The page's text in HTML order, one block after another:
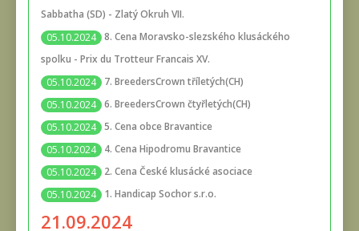
Sabbatha (SD) - Zlatý Okruh VII.
05.10.2024 8. Cena Moravsko-slezského klusáckého
spolku - Prix du Trotteur Francais XV.
05.10.2024
7. BreedersCrown tříletých(CH)
05.10.2024 6. BreedersCrown čtyřletých(CH)
05.10.2024 5. Cena obce Bravantice
05.10.2024
4. Cena Hipodromu Bravantice
05.10.2024
2. Cena České klusácké asociace
05.10.2024
1. Handicap Sochor s.r.o.
21.09.2024